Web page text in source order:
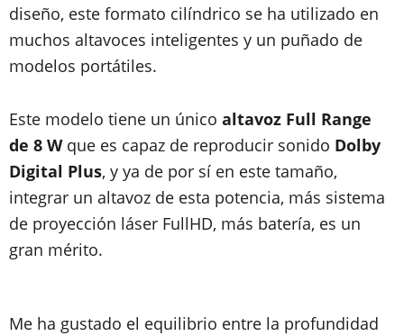
diseño, este formato cilíndrico se ha utilizado en
muchos altavoces inteligentes y un puñado de
modelos portátiles.
Este modelo tiene un único altavoz Full Range
de 8 Wque es capaz de reproducir sonido Dolby
Digital Plus, y ya de por sí en este tamaño,
integrar un altavoz de esta potencia, más sistema
de proyección láser FullHD, más batería, es un
gran mérito.
Me ha gustado el equilibrio entre la profundidad